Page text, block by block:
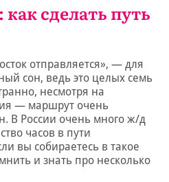
сделать путь
отправляется», — для
сон, ведь это целых семь
несмотря на
— маршрут очень
В России очень много ж/д
часов в пути
вы собираетесь в такое
и знать про несколько